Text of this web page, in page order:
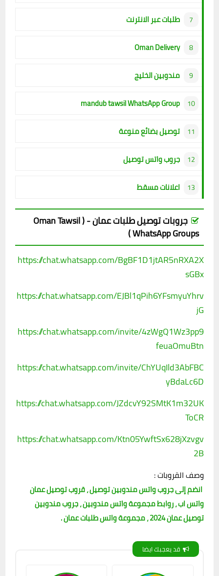
طلبات عبر الانترنت
Oman Delivery
مندوبين الخليج
mandub tawsil WhatsApp Group
توصيل بضائع منوعة
جروب واتس توصيل
اعلانات مسقط
جروبات توصيل طلبات عمان - ( Oman Tawsil
WhatsApp Groups )
https://chat.whatsapp.com/BgBF1D1jtAR5nRXA2X
sGBx
https://chat.whatsapp.com/EJBl1qPih6YFsmyuYhrv
jG
https://chat.whatsapp.com/invite/4zWgQ1Wz3pp9
feuaOmuBtn
https://chat.whatsapp.com/invite/ChYUqIld3AbFBC
yBdaLc6D
https://chat.whatsapp.com/JZdcvY92SMtK1m32UK
ToCR
https://chat.whatsapp.com/Ktn05YwftSx628jXzvgv
2B
وصف القروبات :
انضم إلى جروب واتس مندوبين توصيل ، قروب توصيل عمان
واتس اب ، روابط مجموعة واتس مندوبين ، جروب مندوبين
توصيل عمان 2024 ، مجموعة واتس طلبات عمان .
قد يعجبك ايضا